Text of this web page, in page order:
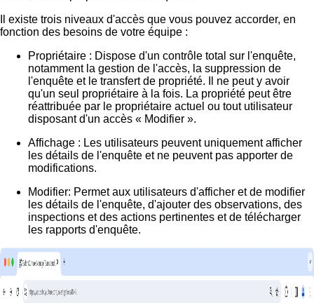
Il existe trois niveaux d'accès que vous pouvez accorder, en
fonction des besoins de votre équipe :
Propriétaire : Dispose d'un contrôle total sur l'enquête,
notamment la gestion de l'accès, la suppression de
l'enquête et le transfert de propriété. Il ne peut y avoir
qu'un seul propriétaire à la fois. La propriété peut être
réattribuée par le propriétaire actuel ou tout utilisateur
disposant d'un accès « Modifier ».
Affichage : Les utilisateurs peuvent uniquement afficher
les détails de l'enquête et ne peuvent pas apporter de
modifications.
Modifier: Permet aux utilisateurs d'afficher et de modifier
les détails de l'enquête, d'ajouter des observations, des
inspections et des actions pertinentes et de télécharger
les rapports d'enquête.